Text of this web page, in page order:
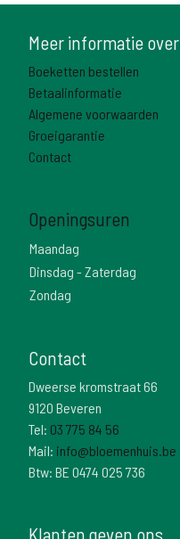
Meer informatie over
Boeketten bestellen
Betaalinformatie
Algemene voorwaarden
Groeigarantie
Contact
Openingsuren
Maandag
Dinsdag - Zaterdag
Zondag
Contact
Dweerse kromstraat 66
9120 Beveren
Tel: 03 775 84 56
Mail: info@bloemenhuis.be
Btw: BE 0474 025 736
Klanten geven ons